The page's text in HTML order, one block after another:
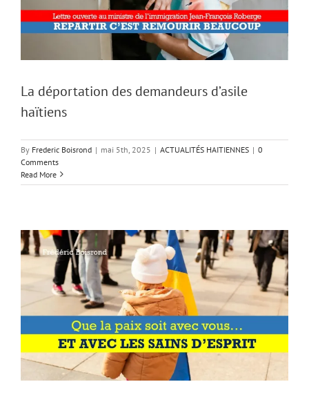
La déportation des demandeurs d’asile
haïtiens
By Frederic Boisrond | mai 5th, 2025 | ACTUALITÉS HAITIENNES | 0
Comments
Read More